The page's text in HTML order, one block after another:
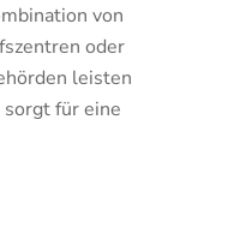
von
oder
leisten
für eine